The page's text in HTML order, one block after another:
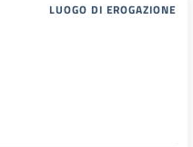
LUOGO DI EROGAZIONE